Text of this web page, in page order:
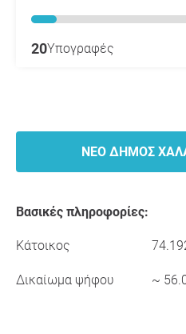
20Υπογραφές
ΝΈΟ ΔΉΜΟΣ
Βασικές πληροφορίες:
Κάτοικος
Δικαίωμα ψήφου ~